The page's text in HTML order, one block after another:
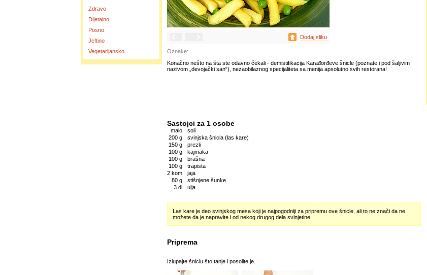
Zdravo
Dijetalno
Posno
Jeftino
Vegetarijansko
Dodaj sliku
Oznake:
Konačno nešto na šta ste odavno čekali - demistifikacija Karađorđeve šnicle (poznate i pod šaljivim
nazivom „devojački san“), nezaobilaznog specijaliteta sa menija apsolutno svih restorana!
Sastojci za 1 osobe
malo
soli
200 g
svinjska šnicla (las kare)
150 g
prezli
100 g
kajmaka
100 g
brašna
100 g
trapista
2 kom
jaja
80 g
stišnjene šunke
3 dl
ulja
Las kare je deo svinjskog mesa koji je najpogodniji za pripremu ove šnicle, ali to ne znači da ne
možete da je napravite i od nekog drugog dela svinjetine.
Priprema
Izlupajte šniclu što tanje i posolite je.